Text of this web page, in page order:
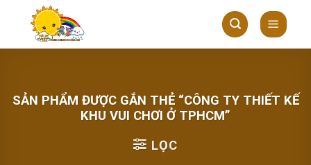
content
SẢN PHẨM ĐƯỢC GẮN THẺ “CÔNG TY THIẾT KẾ
KHU VUI CHƠI Ở TPHCM”
LỌC